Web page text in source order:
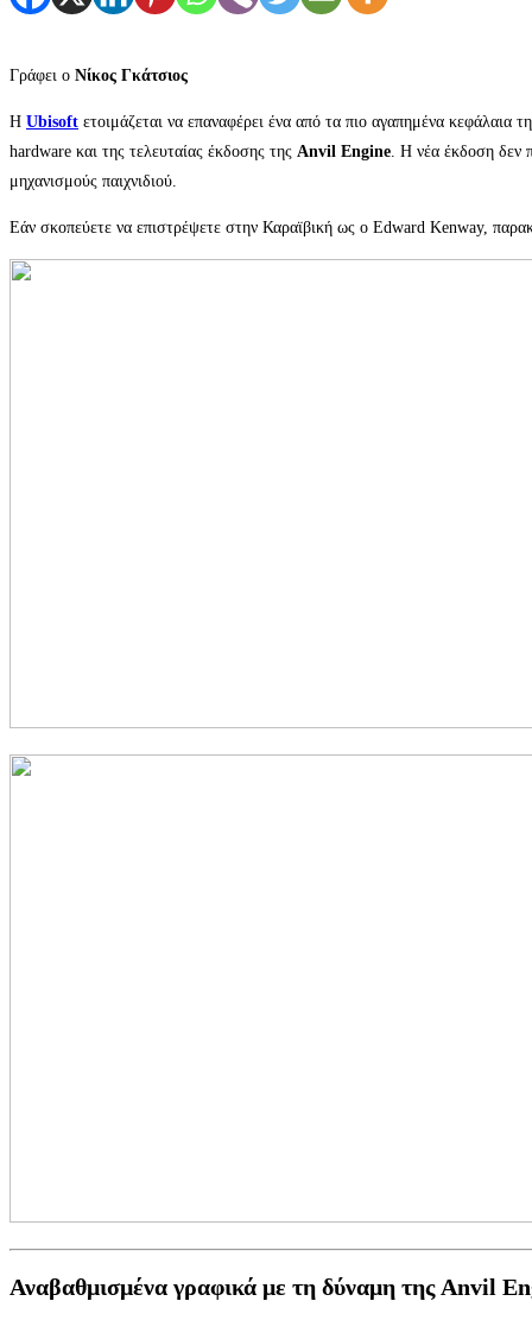
Γράφει ο Νίκος Γκάτσιος
Η Ubisoft ετοιμάζεται να επαναφέρει ένα από τα πιο αγαπημένα κεφάλαια
hardware και της τελευταίας έκδοσης της Anvil Engine . Η νέα έκδοση δεν
μηχανισμούς παιχνιδιού.
Εάν σκοπεύετε να επιστρέψετε στην Καραϊβική ως ο Edward Kenway,
Αναβαθμισμένα γραφικά με τη δύναμη της Anvil